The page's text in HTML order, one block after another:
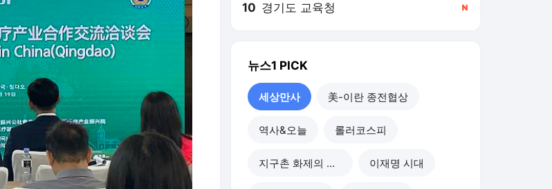
10 경기도 교육청
뉴스1 PICK
세상만사 美-이란 종전협상
역사&오늘 롤러코스피
지구촌 화제의 뉴스 이재명 시대